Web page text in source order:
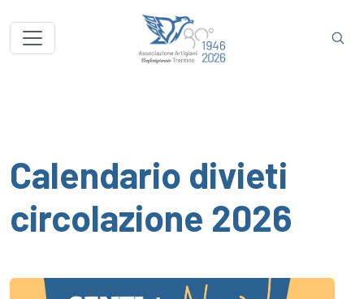
Calendario divieti
circolazione 2026